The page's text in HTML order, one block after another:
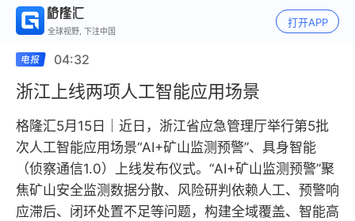
全球视野, 下注中国
打开APP
04:32
浙江上线两项人工智能应用场景
格隆汇5月15日｜近日，浙江省应急管理厅举行第5批
次人工智能应用场景“AI+矿山监测预警”、具身智能
（侦察通信1.0）上线发布仪式。“AI+矿山监测预警”聚
焦矿山安全监测数据分散、风险研判依赖人工、预警响
应滞后、闭环处置不足等问题，构建全域覆盖、智能高